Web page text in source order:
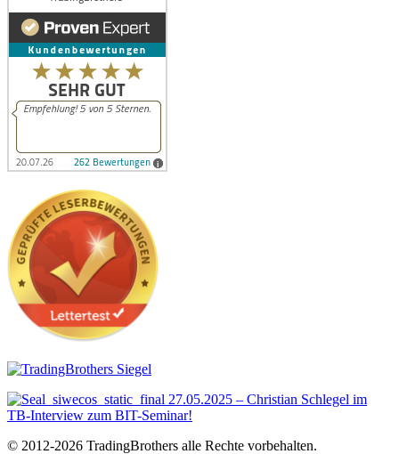
© 2012-2026 TradingBrothers alle Rechte vorbehalten.